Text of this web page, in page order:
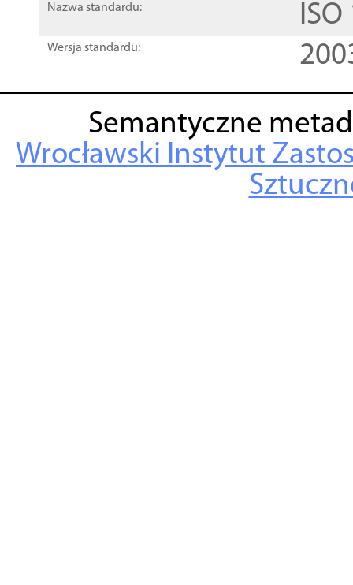
Nazwa standardu:
Wersja standardu:
Semantyczne
Wrocławski Instytut